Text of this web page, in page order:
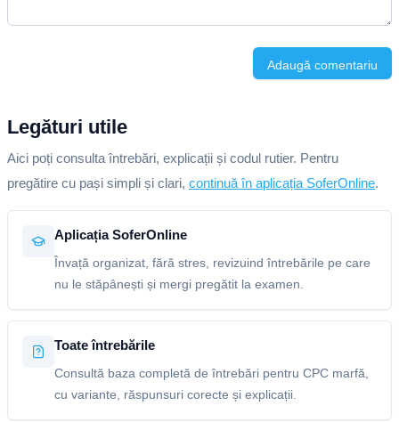
Adaugă comentariu
Legături utile
Aici poți consulta întrebări, explicații și codul rutier. Pentru
pregătire cu pași simpli și clari, continuă în aplicația SoferOnline.
Aplicația SoferOnline
Învață organizat, fără stres, revizuind întrebările pe care
nu le stăpânești și mergi pregătit la examen.
Toate întrebările
Consultă baza completă de întrebări pentru CPC marfă,
cu variante, răspunsuri corecte și explicații.